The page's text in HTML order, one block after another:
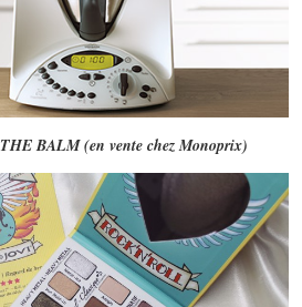
THE BALM (en vente chez Monoprix)